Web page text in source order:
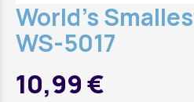
World's
WS-5017
10,99 €